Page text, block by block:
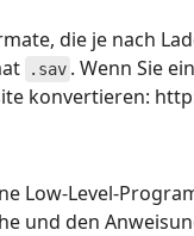
die je nach
.sav . Wenn Sie
konvertieren:
Low-Level-
und den